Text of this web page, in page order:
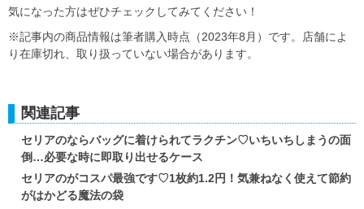
気になった方はぜひチェックしてみてください！
※記事内の商品情報は筆者購入時点（2023年8月）です。店舗によ
り在庫切れ、取り扱っていない場合があります。
関連記事
セリアのならバッグに着けられてラクチン♡いちいちしまうの面
倒…必要な時に即取り出せるケース
セリアのがコスパ最強です♡1枚約1.2円！気兼ねなく使えて節約
がはかどる魔法の袋